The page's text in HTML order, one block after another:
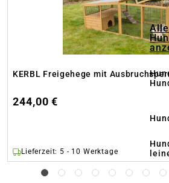
KERBL Freigehege mit
244,00 €
Lieferzeit: 5 - 10 Werktage